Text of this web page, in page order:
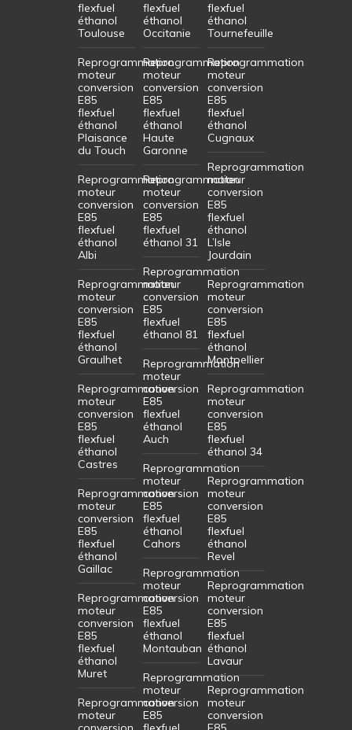
flexfuel
éthanol
Toulouse
Reprogrammation
moteur
conversion
E85
flexfuel
éthanol
Plaisance
du Touch
Reprogrammation
moteur
conversion
E85
flexfuel
éthanol
Albi
Reprogrammation
moteur
conversion
E85
flexfuel
éthanol
Graulhet
Reprogrammation
moteur
conversion
E85
flexfuel
éthanol
Castres
Reprogrammation
moteur
conversion
E85
flexfuel
éthanol
Gaillac
Reprogrammation
moteur
conversion
E85
flexfuel
éthanol
Muret
Reprogrammation
moteur
flexfuel
éthanol
Occitanie
Reprogrammation
moteur
conversion
E85
flexfuel
éthanol
Haute
Garonne
Reprogrammation
moteur
conversion
E85
flexfuel
éthanol 31
Reprogrammation
moteur
conversion
E85
flexfuel
éthanol 81
Reprogrammation
moteur
conversion
E85
flexfuel
éthanol
Auch
Reprogrammation
moteur
conversion
E85
flexfuel
éthanol
Cahors
Reprogrammation
moteur
conversion
E85
flexfuel
éthanol
Montauban
Reprogrammation
moteur
conversion
E85
flexfuel
éthanol
Tournefeuille
Reprogrammation
moteur
conversion
E85
flexfuel
éthanol
Cugnaux
Reprogrammation
moteur
conversion
E85
flexfuel
éthanol
L’Isle
Jourdain
Reprogrammation
moteur
conversion
E85
flexfuel
éthanol
Montpellier
Reprogrammation
moteur
conversion
E85
flexfuel
éthanol 34
Reprogrammation
moteur
conversion
E85
flexfuel
éthanol
Revel
Reprogrammation
moteur
conversion
E85
flexfuel
éthanol
Lavaur
Reprogrammation
moteur
conversion